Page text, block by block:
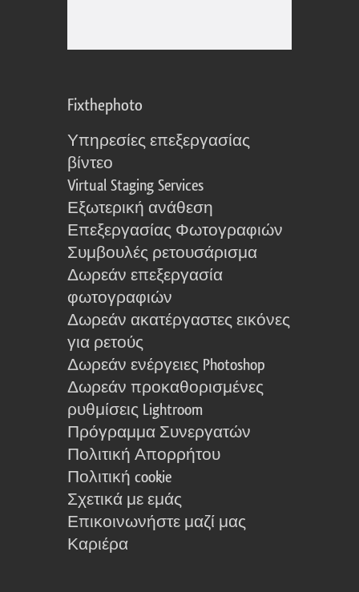
Fixthephoto
Υπηρεσίες επεξεργασίας
βίντεο
Virtual Staging Services
Εξωτερική ανάθεση
Επεξεργασίας Φωτογραφιών
Συμβουλές ρετουσάρισμα
Δωρεάν επεξεργασία
φωτογραφιών
Δωρεάν ακατέργαστες εικόνες
για ρετούς
Δωρεάν ενέργειες Photoshop
Δωρεάν προκαθορισμένες
ρυθμίσεις Lightroom
Πρόγραμμα Συνεργατών
Πολιτική Απορρήτου
Πολιτική cookie
Σχετικά με εμάς
Επικοινωνήστε μαζί μας
Καριέρα